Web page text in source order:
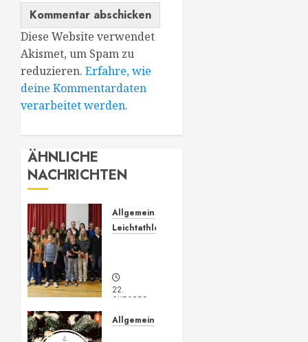
Diese Website verwendet
Akismet, um Spam zu
reduzieren. Erfahre, wie
deine Kommentardaten
verarbeitet werden.
ÄHNLICHE
NACHRICHTEN
Allgemein
Leichtathletik
22.
OKTOBER
0
Allgemein